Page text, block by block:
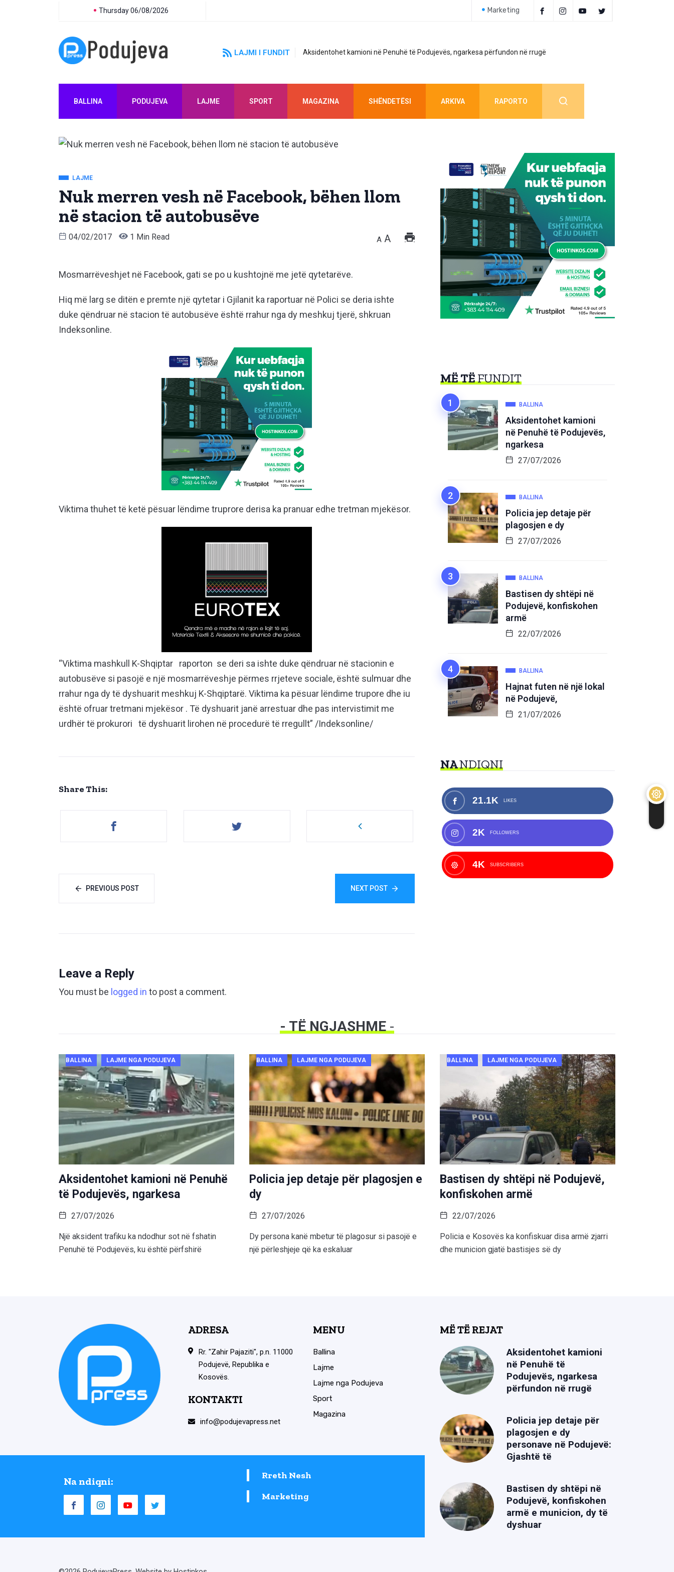
Thursday 06/08/2026 Marketing
LAJMI I FUNDIT Aksidentohet kamioni në Penuhë të Podujevës, ngarkesa përfundon në rrugë
BALLINA PODUJEVA LAJME SPORT MAGAZINA SHËNDETËSI ARKIVA RAPORTO
LAJME
Nuk merren vesh në Facebook, bëhen llom
në stacion të autobusëve
04/02/2017 1 Min Read A A
Mosmarrëveshjet në Facebook, gati se po u kushtojnë me jetë qytetarëve.
Hiq më larg se ditën e premte një qytetar i Gjilanit ka raportuar në Polici se deria ishte
duke qëndruar në stacion të autobusëve është rrahur nga dy meshkuj tjerë, shkruan
Indeksonline.
Viktima thuhet të ketë pësuar lëndime truprore derisa ka pranuar edhe tretman mjekësor.
“Viktima mashkull K-Shqiptar raporton se deri sa ishte duke qëndruar në stacionin e
autobusëve si pasojë e një mosmarrëveshje përmes rrjeteve sociale, është sulmuar dhe
rrahur nga dy të dyshuarit meshkuj K-Shqiptarë. Viktima ka pësuar lëndime trupore dhe iu
është ofruar tretmani mjekësor . Të dyshuarit janë arrestuar dhe pas intervistimit me
urdhër të prokurori të dyshuarit lirohen në procedurë të rregullt” /Indeksonline/
Share This:
PREVIOUS POST NEXT POST
Leave a Reply
You must be logged in to post a comment.
MË TËFUNDIT
BALLINA
Aksidentohet kamioni
në Penuhë të Podujevës,
ngarkesa
27/07/2026
BALLINA
Policia jep detaje për
plagosjen e dy
27/07/2026
BALLINA
Bastisen dy shtëpi në
Podujevë, konfiskohen
armë
22/07/2026
BALLINA
Hajnat futen në një lokal
në Podujevë,
21/07/2026
NANDIQNI
21.1K LIKES
2K FOLLOWERS
4K SUBSCRIBERS
- TË NGJASHME-
BALLINA LAJME NGA PODUJEVA
Aksidentohet kamioni në Penuhë
të Podujevës, ngarkesa
27/07/2026
Një aksident trafiku ka ndodhur sot në fshatin
Penuhë të Podujevës, ku është përfshirë
BALLINA LAJME NGA PODUJEVA
Policia jep detaje për plagosjen e
dy
27/07/2026
Dy persona kanë mbetur të plagosur si pasojë e
një përleshjeje që ka eskaluar
BALLINA LAJME NGA PODUJEVA
Bastisen dy shtëpi në Podujevë,
konfiskohen armë
22/07/2026
Policia e Kosovës ka konfiskuar disa armë zjarri
dhe municion gjatë bastisjes së dy
ADRESA
Rr. "Zahir Pajaziti", p.n. 11000
Podujevë, Republika e
Kosovës.
KONTAKTI
info@podujevapress.net
MENU
Ballina
Lajme
Lajme nga Podujeva
Sport
Magazina
Na ndiqni:
Rreth Nesh
Marketing
MË TË REJAT
Aksidentohet kamioni
në Penuhë të
Podujevës, ngarkesa
përfundon në rrugë
Policia jep detaje për
plagosjen e dy
personave në Podujevë:
Gjashtë të
Bastisen dy shtëpi në
Podujevë, konfiskohen
armë e municion, dy të
dyshuar